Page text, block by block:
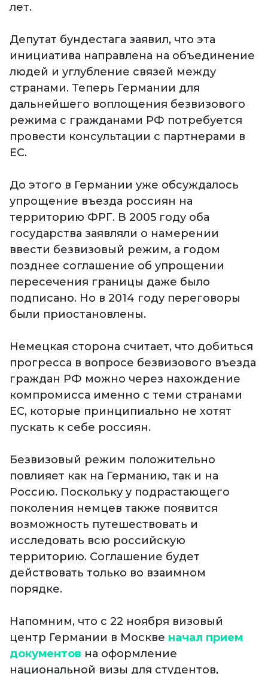
лет.
Депутат бундестага заявил, что эта
инициатива направлена на объединение
людей и углубление связей между
странами. Теперь Германии для
дальнейшего воплощения безвизового
режима с гражданами РФ потребуется
провести консультации с партнерами в
ЕС.
До этого в Германии уже обсуждалось
упрощение въезда россиян на
территорию ФРГ. В 2005 году оба
государства заявляли о намерении
ввести безвизовый режим, а годом
позднее соглашение об упрощении
пересечения границы даже было
подписано. Но в 2014 году переговоры
были приостановлены.
Немецкая сторона считает, что добиться
прогресса в вопросе безвизового въезда
граждан РФ можно через нахождение
компромисса именно с теми странами
ЕС, которые принципиально не хотят
пускать к себе россиян.
Безвизовый режим положительно
повлияет как на Германию, так и на
Россию. Поскольку у подрастающего
поколения немцев также появится
возможность путешествовать и
исследовать всю российскую
территорию. Соглашение будет
действовать только во взаимном
порядке.
Напомним, что с 22 ноября визовый
центр Германии в Москве начал прием
документов на оформление
национальной визы для студентов,